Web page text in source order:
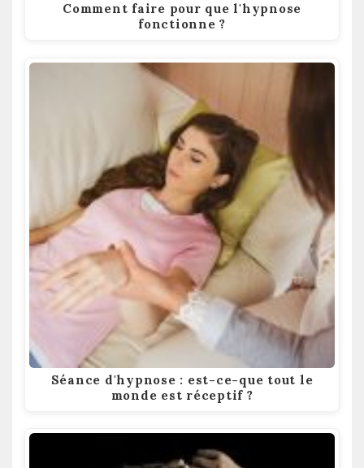
Comment faire pour que l'hypnose
fonctionne ?
Séance d'hypnose : est-ce-que tout le
monde est réceptif ?